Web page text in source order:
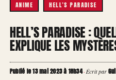
ANIME HELL'S PARADISE
HELL’S PARADISE :
EXPLIQUE LES
Publié le 13 mai 2023 à 18h34·Écrit par